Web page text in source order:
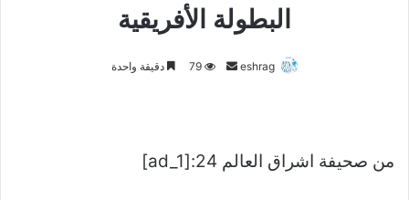
البطولة الأفريقية
eshrag
أرسل79 دقيقة واحدة
من صحيفة اشراق العالم 24:[ad_1]